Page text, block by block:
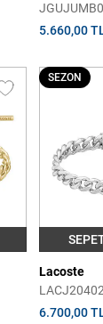
Bileklik
5.660,00
SEZON
Lacoste
6.700,00